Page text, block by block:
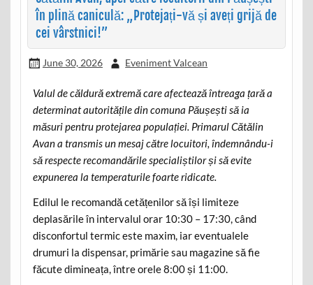
în plină caniculă: „Protejați-vă și aveți grijă de
cei vârstnici!”
June 30, 2026 Eveniment Valcean
Valul de căldură extremă care afectează întreaga țară a
determinat autoritățile din comuna Păușești să ia
măsuri pentru protejarea populației. Primarul Cătălin
Avan a transmis un mesaj către locuitori, îndemnându-i
să respecte recomandările specialiștilor și să evite
expunerea la temperaturile foarte ridicate.
Edilul le recomandă cetățenilor să își limiteze
deplasările în intervalul orar 10:30 – 17:30, când
disconfortul termic este maxim, iar eventualele
drumuri la dispensar, primărie sau magazine să fie
făcute dimineața, între orele 8:00 și 11:00.